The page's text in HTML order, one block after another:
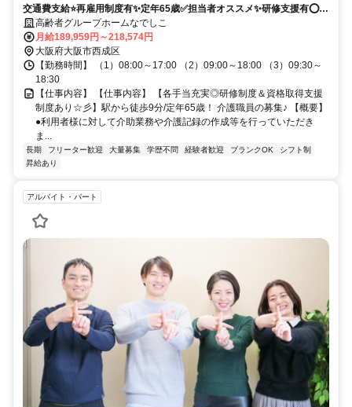
交通費支給⭐️再雇用制度有✨定年65歳✅️担当者オススメ✨研修支援有⭕️駅
チカ高齢者グループホームなでしこ
月給189,959円～218,574円
大阪府大阪市西成区
【勤務時間】 （1）08:00～17:00 （2）09:00～18:00 （3）09:30～
18:30
【仕事内容】 【仕事内容】 【各手当充実◎研修制度＆資格取得支援
制度あり☆彡】駅から徒歩9分/定年65歳！ 介護職員の募集♪ 【概要】
●利用者様に対して介助業務や介護記録の作成等を行っていただき
ま...
長期 フリーター歓迎 大量募集 学歴不問 経験者歓迎 ブランクOK
シフト制
昇給あり
アルバイト・パート